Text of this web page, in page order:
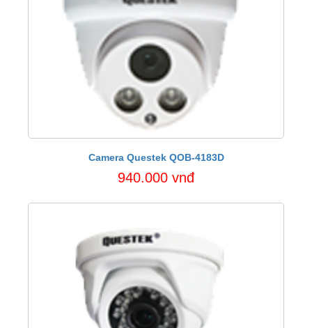
Camera Questek QOB-4183D
940.000 vnđ